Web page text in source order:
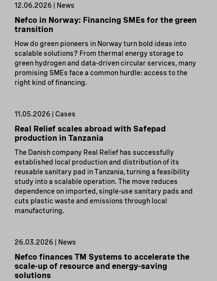
12.06.2026 | News
Nefco in Norway: Financing SMEs for the green
transition
How do green pioneers in Norway turn bold ideas into
scalable solutions? From thermal energy storage to
green hydrogen and data-driven circular services, many
promising SMEs face a common hurdle: access to the
right kind of financing.
11.05.2026 | Cases
Real Relief scales abroad with Safepad
production in Tanzania
The Danish company Real Relief has successfully
established local production and distribution of its
reusable sanitary pad in Tanzania, turning a feasibility
study into a scalable operation. The move reduces
dependence on imported, single-use sanitary pads and
cuts plastic waste and emissions through local
manufacturing.
26.03.2026 | News
Nefco finances TM Systems to accelerate the
scale-up of resource and energy-saving
solutions